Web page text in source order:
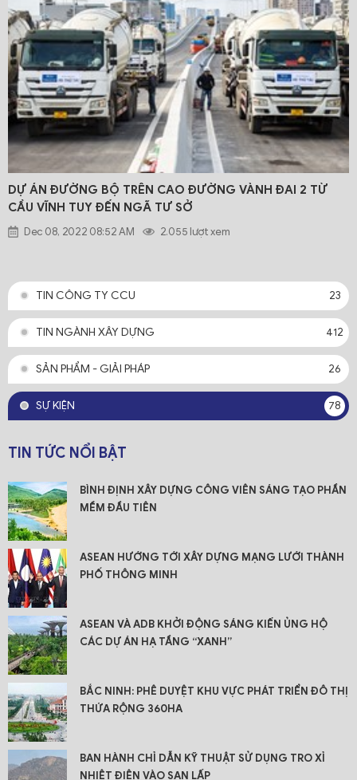
TIN CÔNG TY CCU 23
TIN NGÀNH XÂY DỰNG 412
SẢN PHẨM - GIẢI PHÁP 26
SỰ KIỆN 78
TIN TỨC NỔI BẬT
BÌNH ĐỊNH XÂY DỰNG CÔNG VIÊN SÁNG TẠO PHẦN
MỀM ĐẦU TIÊN
ASEAN HƯỚNG TỚI XÂY DỰNG MẠNG LƯỚI THÀNH
PHỐ THÔNG MINH
ASEAN VÀ ADB KHỞI ĐỘNG SÁNG KIẾN ỦNG HỘ
CÁC DỰ ÁN HẠ TẦNG “XANH”
BẮC NINH: PHÊ DUYỆT KHU VỰC PHÁT TRIỂN ĐÔ THỊ
THỨA RỘNG 360HA
BAN HÀNH CHỈ DẪN KỸ THUẬT SỬ DỤNG TRO XỈ
NHIỆT ĐIỆN VÀO SAN LẤP
DỰ ÁN ĐƯỜNG BỘ TRÊN CAO ĐƯỜNG VÀNH ĐAI 2 TỪ
CẦU VĨNH TUY ĐẾN NGÃ TƯ SỞ
Dec 08, 2022 08:52 AM 2.055 lượt xem